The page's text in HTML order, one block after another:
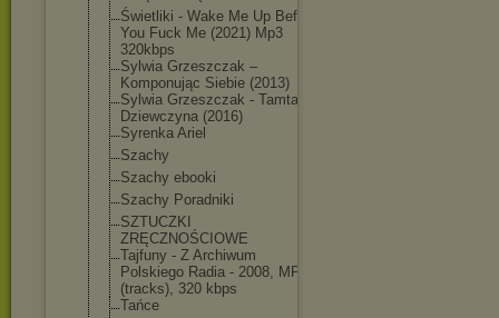
Świetliki - Wake Me Up Before
You Fuck Me (2021) Mp3
320kbps
Sylwia Grzeszczak –
Komponując Siebie (2013)
Sylwia Grzeszczak - Tamta
Dziewczyna (2016)
Syrenka Ariel
Szachy
Szachy ebooki
Szachy Poradniki
SZTUCZKI
ZRĘCZNOŚCIOWE
Tajfuny - Z Archiwum
Polskiego Radia - 2008, MP3
(tracks), 320 kbps
Tańce